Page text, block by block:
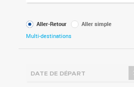
Type
de
Aller-Retour
Aller simple
Multi-destinations